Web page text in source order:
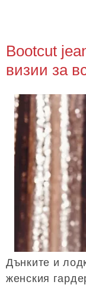
Bootcut
визии за
Дънките и
женския